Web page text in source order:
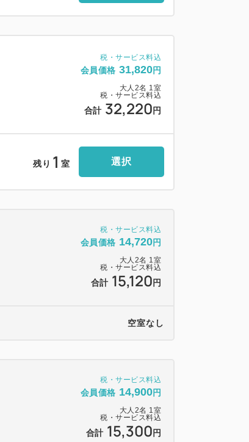
税・サービス料込
会員価格 31,820円
大人 2名 1室
税・サービス料込
合計 32,220 円
残り 1 室 選択
税・サービス料込
会員価格 14,720円
大人 2名 1室
税・サービス料込
合計 15,120 円
空室なし
税・サービス料込
会員価格 14,900円
大人 2名 1室
税・サービス料込
合計 15,300 円